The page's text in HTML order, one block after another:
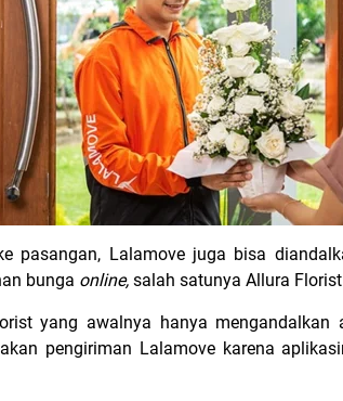
pasangan, Lalamove juga bisa
bunga online, salah satunya Allura
yang awalnya hanya
pengiriman Lalamove karena